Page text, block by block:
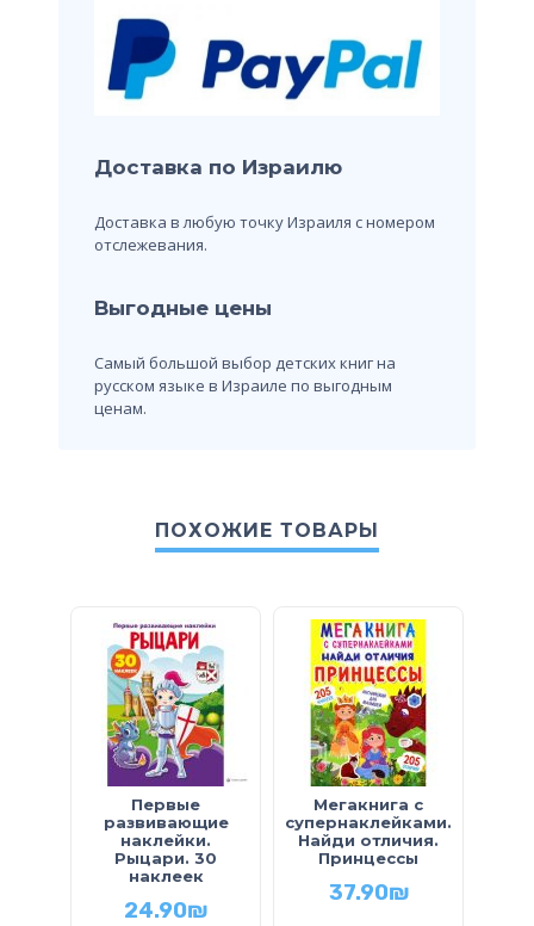
Доставка по Израилю
Доставка в любую точку Израиля с номером
отслежевания.
Выгодные цены
Самый большой выбор детских книг на
русском языке в Израиле по выгодным
ценам.
ПОХОЖИЕ ТОВАРЫ
Первые
развивающие
наклейки.
Рыцари. 30
наклеек
24.90₪
Мегакнига с
супернаклейками.
Найди отличия.
Принцессы
37.90₪